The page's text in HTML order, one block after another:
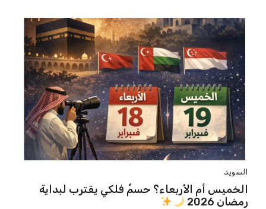
السويد
الخميس أم الأربعاء؟ حسمٌ فلكي يقترب لبداية
رمضان 2026